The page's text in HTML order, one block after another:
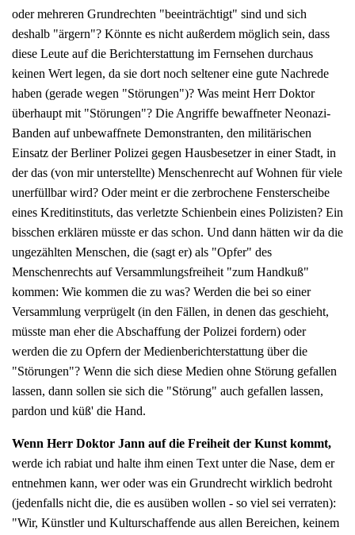
oder mehreren Grundrechten "beeinträchtigt" sind und sich
deshalb "ärgern"? Könnte es nicht außerdem möglich sein, dass
diese Leute auf die Berichterstattung im Fernsehen durchaus
keinen Wert legen, da sie dort noch seltener eine gute Nachrede
haben (gerade wegen "Störungen")? Was meint Herr Doktor
überhaupt mit "Störungen"? Die Angriffe bewaffneter Neonazi-
Banden auf unbewaffnete Demonstranten, den militärischen
Einsatz der Berliner Polizei gegen Hausbesetzer in einer Stadt, in
der das (von mir unterstellte) Menschenrecht auf Wohnen für viele
unerfüllbar wird? Oder meint er die zerbrochene Fensterscheibe
eines Kreditinstituts, das verletzte Schienbein eines Polizisten? Ein
bisschen erklären müsste er das schon. Und dann hätten wir da die
ungezählten Menschen, die (sagt er) als "Opfer" des
Menschenrechts auf Versammlungsfreiheit "zum Handkuß"
kommen: Wie kommen die zu was? Werden die bei so einer
Versammlung verprügelt (in den Fällen, in denen das geschieht,
müsste man eher die Abschaffung der Polizei fordern) oder
werden die zu Opfern der Medienberichterstattung über die
"Störungen"? Wenn die sich diese Medien ohne Störung gefallen
lassen, dann sollen sie sich die "Störung" auch gefallen lassen,
pardon und küß' die Hand.
Wenn Herr Doktor Jann auf die Freiheit der Kunst kommt,
werde ich rabiat und halte ihm einen Text unter die Nase, dem er
entnehmen kann, wer oder was ein Grundrecht wirklich bedroht
(jedenfalls nicht die, die es ausüben wollen - so viel sei verraten):
"Wir, Künstler und Kulturschaffende aus allen Bereichen, keinem